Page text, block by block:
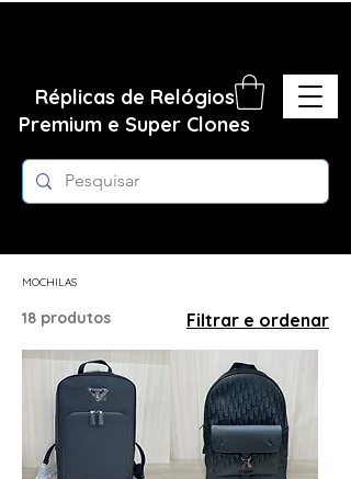
Réplicas de Relógios
Premium e Super Clones
MOCHILAS
18 produtos Filtrar e ordenar